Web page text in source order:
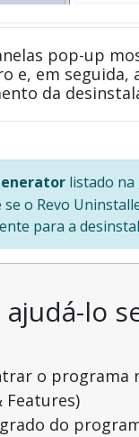
pop-up
e, em
da
listado
o Revo
para a
lo
o programa
Features)
do